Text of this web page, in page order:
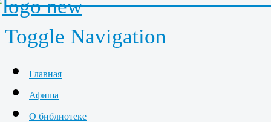
Toggle Navigation
Главная
Афиша
О библиотеке